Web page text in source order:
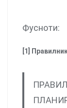
Фусноти:
[1]